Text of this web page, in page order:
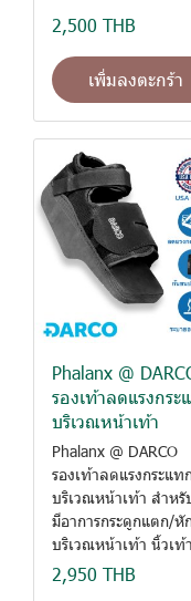
2,500 THB
เพิ่มลงตะกร้า
Phalanx @
รองเท้าลดแรงกระ
บริเวณหน้าเท้า
Phalanx @ DARCO
รองเท้าลดแรงกระแท
บริเวณหน้าเท้า สำห
มีอาการกระดูกแตก/หั
บริเวณหน้าเท้า นิ้วเท้
2,950 THB